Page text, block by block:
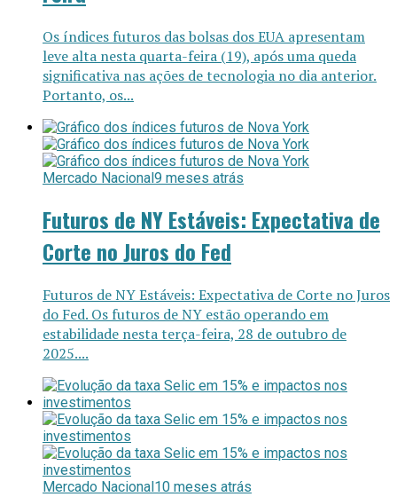
Os índices futuros das bolsas dos EUA apresentam
leve alta nesta quarta-feira (19), após uma queda
significativa nas ações de tecnologia no dia anterior.
Portanto, os...
Mercado Nacional9 meses atrás
Futuros de NY Estáveis: Expectativa de
Corte no Juros do Fed
Futuros de NY Estáveis: Expectativa de Corte no Juros
do Fed. Os futuros de NY estão operando em
estabilidade nesta terça-feira, 28 de outubro de
2025....
Mercado Nacional 10 meses atrás